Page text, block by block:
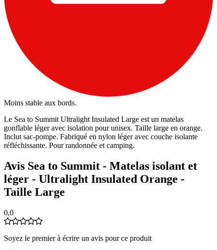
Moins stable aux bords.
Le Sea to Summit Ultralight Insulated Large est un matelas
gonflable léger avec isolation pour unisex. Taille large en orange.
Inclut sac-pompe. Fabriqué en nylon léger avec couche isolante
réfléchissante. Pour randonnée et camping.
Avis Sea to Summit - Matelas isolant et
léger - Ultralight Insulated Orange -
Taille Large
0,0
Soyez le premier à écrire un avis pour ce produit